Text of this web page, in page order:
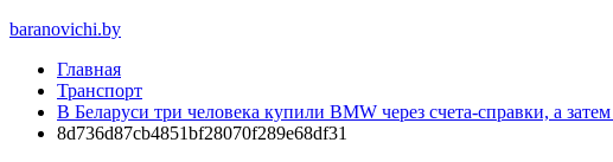
baranovichi.by
Главная
Транспорт
В Беларуси три человека купили BMW через счета-справки, а
8d736d87cb4851bf28070f289e68df31